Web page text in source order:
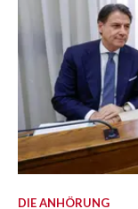
DIE ANHÖRUNG